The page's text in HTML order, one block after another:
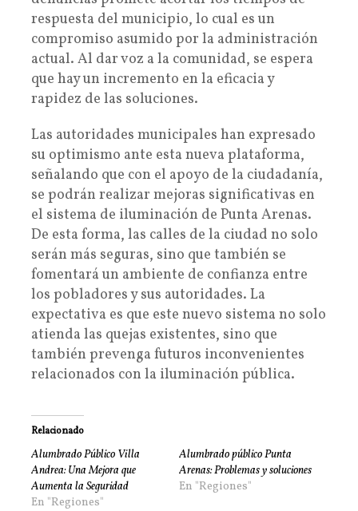
respuesta del municipio, lo cual es un
compromiso asumido por la administración
actual. Al dar voz a la comunidad, se espera
que hay un incremento en la eficacia y
rapidez de las soluciones.
Las autoridades municipales han expresado
su optimismo ante esta nueva plataforma,
señalando que con el apoyo de la ciudadanía,
se podrán realizar mejoras significativas en
el sistema de iluminación de Punta Arenas.
De esta forma, las calles de la ciudad no solo
serán más seguras, sino que también se
fomentará un ambiente de confianza entre
los pobladores y sus autoridades. La
expectativa es que este nuevo sistema no solo
atienda las quejas existentes, sino que
también prevenga futuros inconvenientes
relacionados con la iluminación pública.
Relacionado
Alumbrado Público Villa
Andrea: Una Mejora que
Aumenta la Seguridad
En "Regiones"
Alumbrado público Punta
Arenas: Problemas y soluciones
En "Regiones"